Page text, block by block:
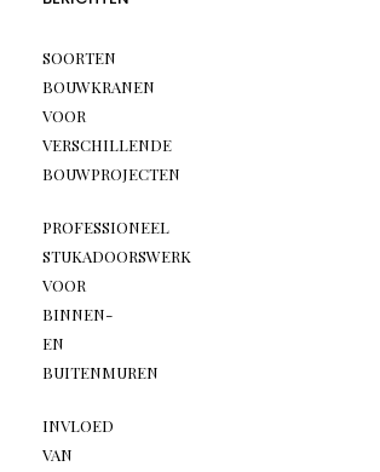
SOORTEN
BOUWKRANEN
VOOR
VERSCHILLENDE
BOUWPROJECTEN
PROFESSIONEEL
STUKADOORSWERK
VOOR
BINNEN-
EN
BUITENMUREN
INVLOED
VAN